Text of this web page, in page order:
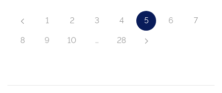
1 2 3 4 5 6 7
8 9 10 … 28